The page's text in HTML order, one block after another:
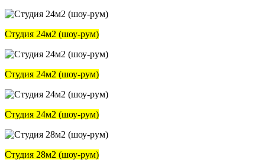
Студия 24м2 (шоу-рум)
Студия 24м2 (шоу-рум)
Студия 24м2 (шоу-рум)
Студия 28м2 (шоу-рум)